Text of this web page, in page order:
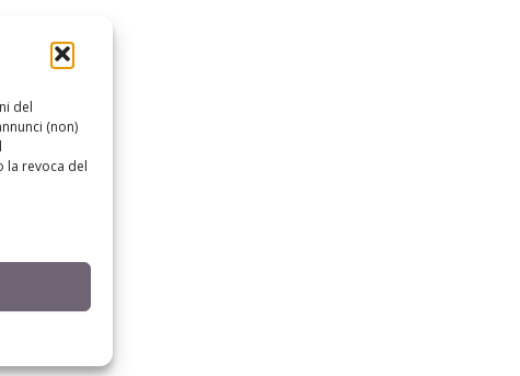
del
(non)
la revoca del